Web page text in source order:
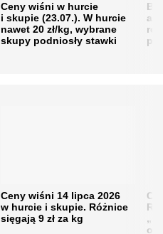
Ceny wiśni w hurcie
i skupie (23.07.). W hurcie
nawet 20 zł/kg, wybrane
skupy podniosły stawki
Ceny wiśni 14 lipca 2026
w hurcie i skupie. Różnice
sięgają 9 zł za kg